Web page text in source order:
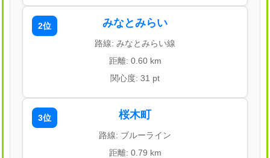
2位 みなとみらい
路線: みなとみらい線
距離: 0.60 km
関心度: 31 pt
3位 桜木町
路線: ブルーライン
距離: 0.79 km